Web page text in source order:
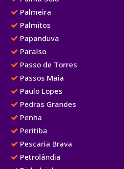
Palmeira
Palmitos
Papanduva
Paraíso
Passo de Torres
Passos Maia
Paulo Lopes
Pedras Grandes
Penha
Peritiba
Pescaria Brava
Petrolândia